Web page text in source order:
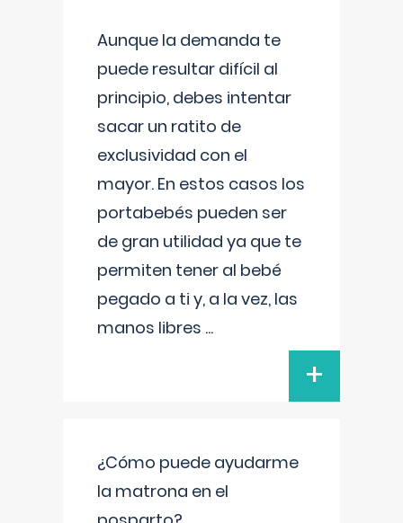
Aunque la demanda te
puede resultar difícil al
principio, debes intentar
sacar un ratito de
exclusividad con el
mayor. En estos casos los
portabebés pueden ser
de gran utilidad ya que te
permiten tener al bebé
pegado a ti y, a la vez, las
manos libres ...
+
¿Cómo puede ayudarme
la matrona en el